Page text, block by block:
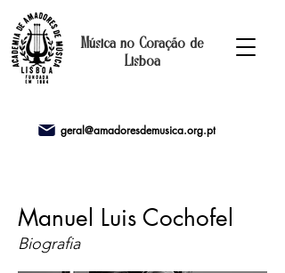
Música no Coração de
Lisboa
geral@amadoresdemusica.org.pt
Manuel Luis Cochofel
Biografia